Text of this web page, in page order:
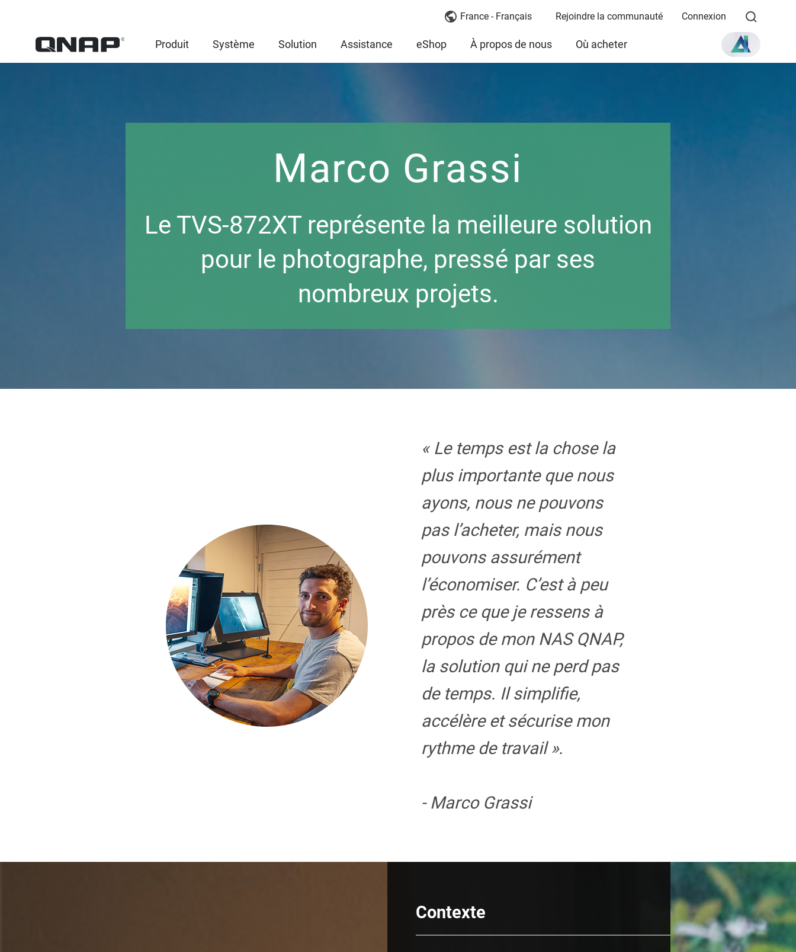
France - Français Rejoindre la communauté Connexion
Produit Système Solution Assistance eShop À propos de nous Où acheter
Marco Grassi
Le TVS-872XT représente la meilleure solution
pour le photographe, pressé par ses
nombreux projets.
« Le temps est la chose la
plus importante que nous
ayons, nous ne pouvons
pas l’acheter, mais nous
pouvons assurément
l’économiser. C’est à peu
près ce que je ressens à
propos de mon NAS QNAP,
la solution qui ne perd pas
de temps. Il simplifie,
accélère et sécurise mon
rythme de travail ».
- Marco Grassi
Contexte